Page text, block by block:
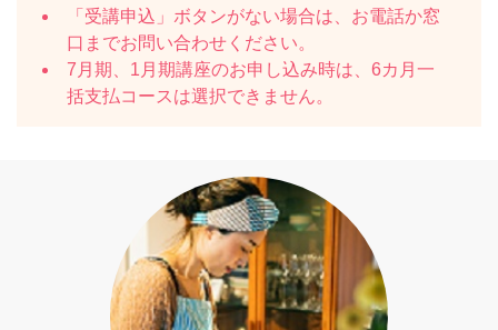
「受講申込」ボタンがない場合は、お電話か窓
口までお問い合わせください。
7月期、1月期講座のお申し込み時は、6カ月一
括支払コースは選択できません。